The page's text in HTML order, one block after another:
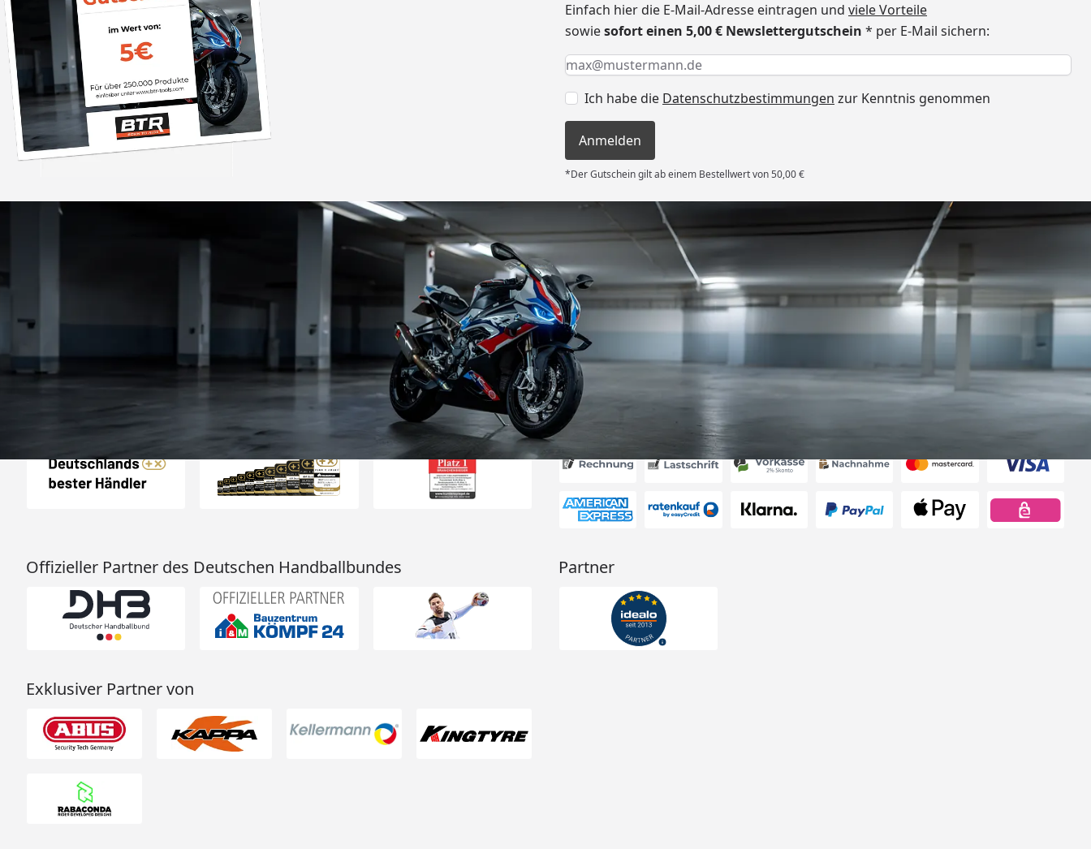
Einfach hier die E-Mail-Adresse eintragen und viele Vorteile
sowiesofort einen 5,00 € Newslettergutschein * per E-Mail sichern:
Keine Eingabe erforderlich
Eingabe erforderlich
E-Mail *
Ich habe die Datenschutzbestimmungen zur Kenntnis genommen
Anmelden
*Der Gutschein gilt ab einem Bestellwert von 50,00 €
Bestellvorgang war unkompliziert
und der Versand ging flott – am
26.07. bestellt und am 31.07.
geliefert. Die Abdeckplane
entspricht genau der
Beschreibung und schützt
hervorragend. Absolute
Empfehlung!“
Versand
Auszeichnungen Akzeptierte Zahlungsarten
Offizieller Partner des Deutschen Handballbundes Partner
Exklusiver Partner von